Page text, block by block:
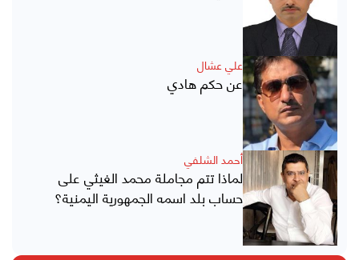
علي عشال
عن حكم هادي
أحمد الشلفي
لماذا تتم مجاملة محمد الغيثي على
حساب بلد اسمه الجمهورية اليمنية؟